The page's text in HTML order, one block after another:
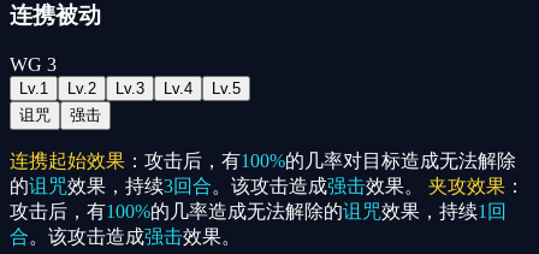
连携被动
WG 3
Lv. 1 Lv. 2 Lv. 3 Lv. 4 Lv. 5
诅咒
强击
连携起始效果 ：攻击后，有100%的几率对目标造成无法解除
的诅咒效果，持续3回合。该攻击造成强击效果。 夹攻效果 ：
攻击后，有100%的几率造成无法解除的诅咒效果，持续1回
合。该攻击造成强击效果。